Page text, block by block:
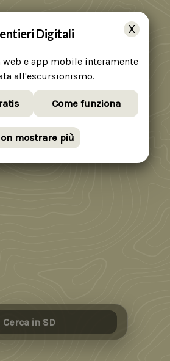
Digitali
web e app mobile interamente
all'escursionismo.
Come funziona
mostrare più